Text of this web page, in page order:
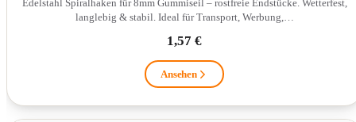
Edelstahl Spiralhaken für 8mm Gummiseil – rostfreie Endstücke. Wetterfest,
langlebig & stabil. Ideal für Transport, Werbung,…
1,57 €
Ansehen